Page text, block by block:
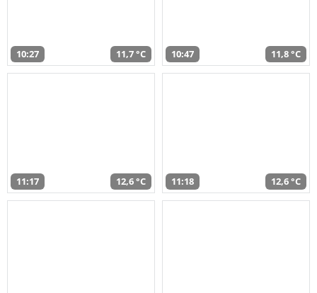
10:27 11,7 °C 10:47 11,8 °C
11:17 12,6 °C 11:18 12,6 °C